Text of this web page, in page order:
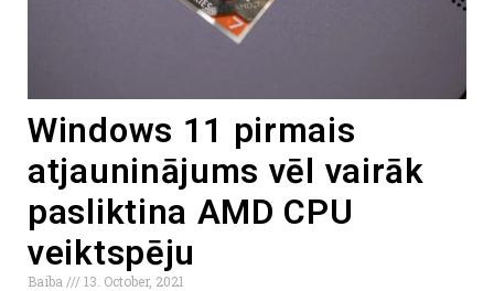
Windows 11 pirmais
atjauninājums vēl vairāk
pasliktina AMD CPU
veiktspēju
Baiba
13. October, 2021